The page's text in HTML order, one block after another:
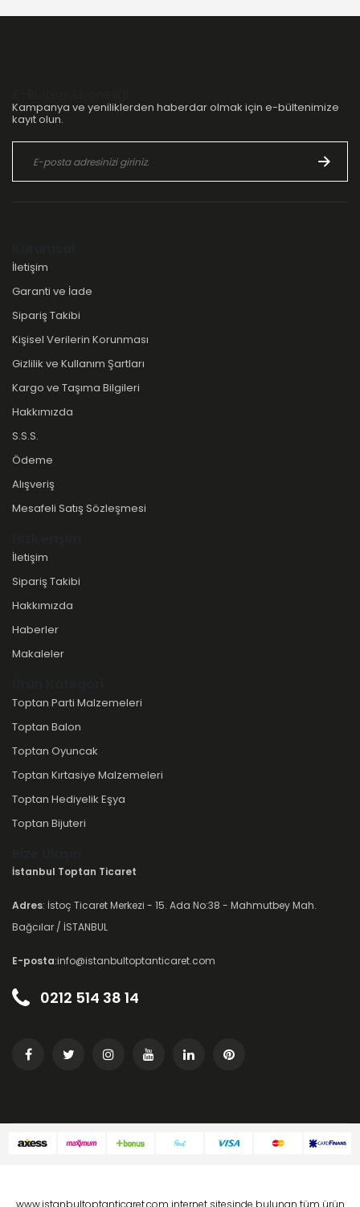
Kampanya ve yeniliklerden haberdar olmak için e-bültenimize
kayıt olun.
İletişim
Garanti ve İade
Sipariş Takibi
Kişisel Verilerin Korunması
Gizlilik ve Kullanım Şartları
Kargo ve Taşıma Bilgileri
Hakkımızda
S.S.S.
Ödeme
Alışveriş
Mesafeli Satış Sözleşmesi
İletişim
Sipariş Takibi
Hakkımızda
Haberler
Makaleler
Toptan Parti Malzemeleri
Toptan Balon
Toptan Oyuncak
Toptan Kırtasiye Malzemeleri
Toptan Hediyelik Eşya
Toptan Bijuteri
İstanbul Toptan Ticaret
Adres: İstoç Ticaret Merkezi - 15. Ada No:38 - Mahmutbey Mah.
Bağcılar / İSTANBUL
E-posta:info@istanbultoptanticaret.com
0212 514 38 14
www.istanbultoptanticaret.com internet sitesinde bulunan tüm ürün